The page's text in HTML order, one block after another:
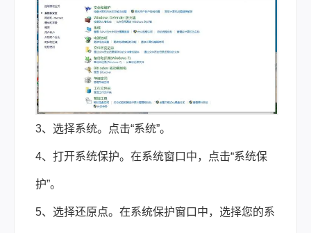
3、选择系统。点击“系统”。
4、打开系统保护。在系统窗口中，点击“系统保
护”。
5、选择还原点。在系统保护窗口中，选择您的系